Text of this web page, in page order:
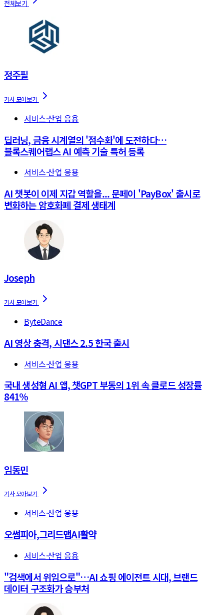
정주필
서비스·산업 응용
딥러닝, 금융 시계열의 '점수화'에 도전하다…
블록스퀘어랩스 AI 예측 기술 특허 등록
서비스·산업 응용
AI 챗봇이 이제 지갑 역할을... 문페이 'PayBox' 출시로
변화하는 암호화폐 결제 생태계
Joseph
ByteDance
AI 영상 충격, 시댄스 2.5 한국 출시
서비스·산업 응용
국내 생성형 AI 앱, 챗GPT 부동의 1위 속 클로드 성장률
841%
임동민
서비스·산업 응용
오썸피아,그리드맵AI활약
서비스·산업 응용
"검색에서 위임으로"…AI 쇼핑 에이전트 시대, 브랜드
데이터 구조화가 승부처